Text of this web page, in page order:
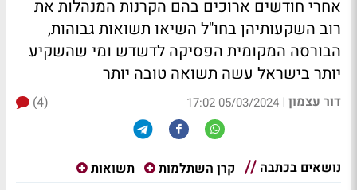
אחרי חודשים ארוכים בהם הקרנות המנהלות את
רוב השקעותיהן בחו"ל השיאו תשואות גבוהות,
הבורסה המקומית הפסיקה לדשדש ומי שהשקיע
יותר בישראל עשה תשואה טובה יותר
דור עצמון |
05/03/2024 17:02
(4)
נושאים בכתבה קרן השתלמות תשואות